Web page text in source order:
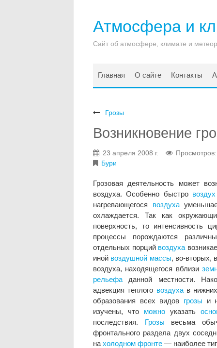
Атмосфера и
Сайт об атмосфере, климате и
Главная О сайте Контакты
Грозы
Возникновение
23 апреля 2008 г.
Бури
Грозовая деятельность может
воздуха. Особенно быстро воздух
нагревающегося воздуха
охлаждается. Так как
поверхность, то интенсивность
процессы порождаются
отдельных порций воздуха
иной воздушной массы, во-вторых,
воздуха, находящегося вблизи
рельефа данной местности.
адвекция теплого воздухав нижних
образования всех видов грозы и
изучены, что можноуказать
последствия. Грозы весьма
фронтального раздела двух
на холодном фронте — наиболее